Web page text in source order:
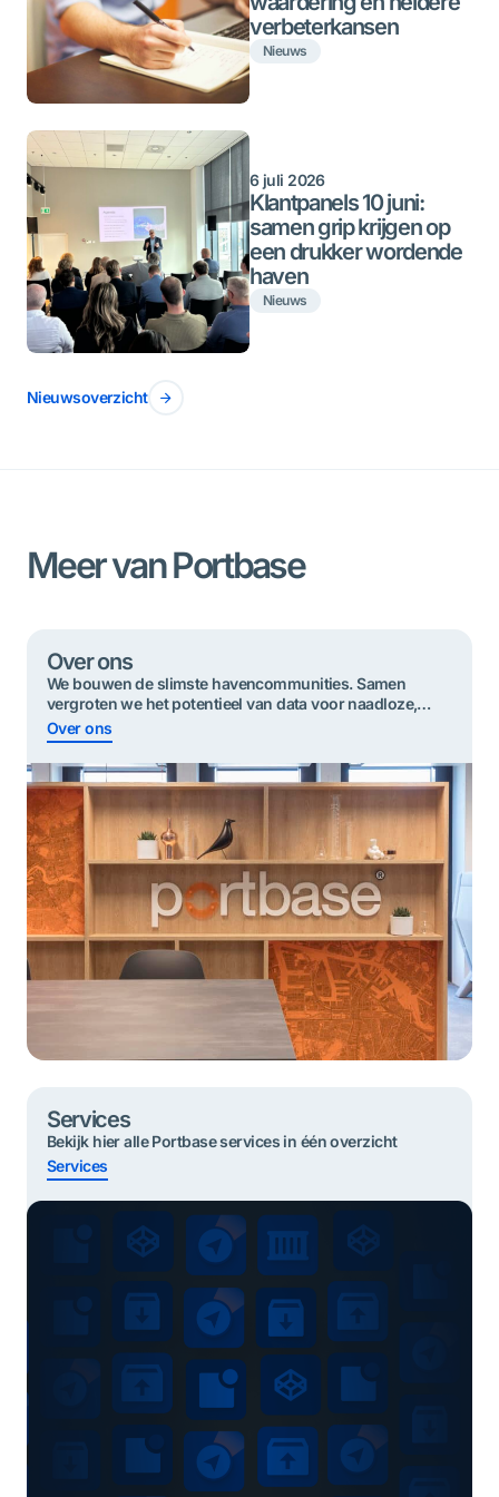
verbeterkansen
Nieuws
6 juli 2026
Klantpanels 10 juni:
samen grip krijgen op
een drukker wordende
haven
Nieuws
Nieuwsoverzicht
Meer van Portbase
Over ons
We bouwen de slimste havencommunities. Samen
vergroten we het potentieel van data voor ​​naadloze,
duurzame en veilige goederenstromen.
Over ons
Services
Bekijk hier alle Portbase services in één overzicht
Services